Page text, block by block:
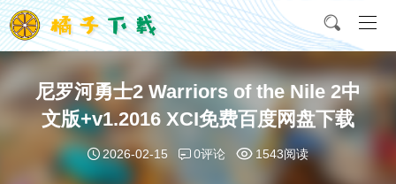
尼罗河勇士2 Warriors of the Nile 2中
文版+v1.2016 XCI免费百度网盘下载
2026-02-15 0评论 1543阅读